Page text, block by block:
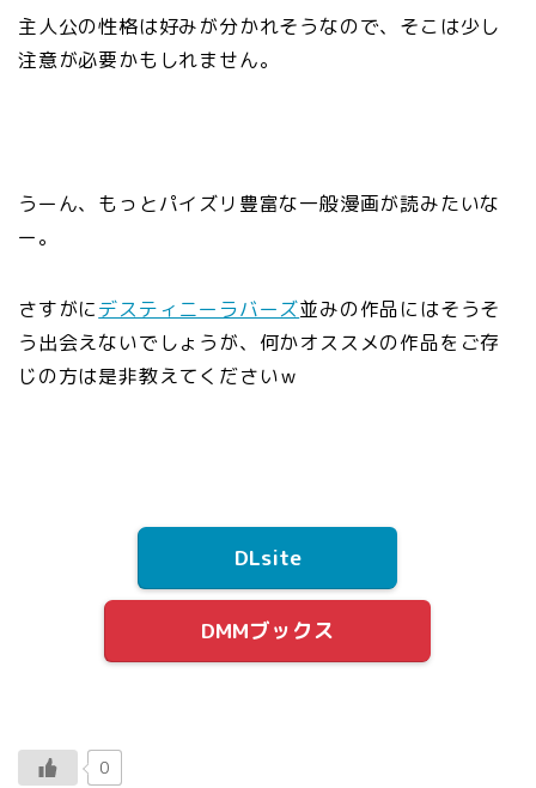
主人公の性格は好みが分かれそうなので、そこは少し
注意が必要かもしれません。
うーん、もっとパイズリ豊富な一般漫画が読みたいな
ー。
さすがにデスティニーラバーズ並みの作品にはそうそ
う出会えないでしょうが、何かオススメの作品をご存
じの方は是非教えてくださいｗ
DLsite
DMMブックス
0